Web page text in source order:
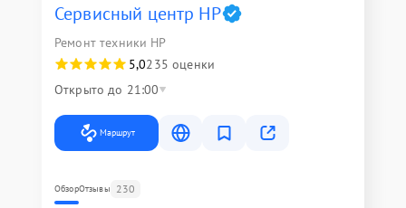
Сервисный центр HP
Ремонт техники HP
5,0235 оценки
Открыто до 21:00
Маршрут
ОбзорОтзывы 230